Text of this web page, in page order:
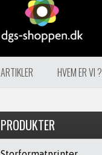
ARTIKLER HVEM ER VI ?
PRODUKTER